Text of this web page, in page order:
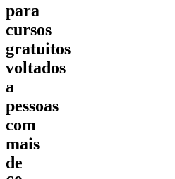
para
cursos
gratuitos
voltados
a
pessoas
com
mais
de